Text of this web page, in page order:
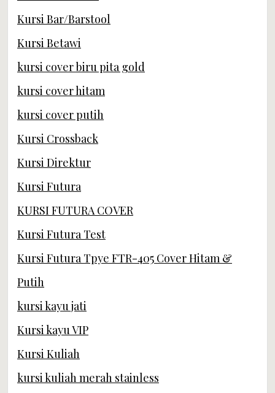
Kursi Bar/Barstool
Kursi Betawi
kursi cover biru pita gold
kursi cover hitam
kursi cover putih
Kursi Crossback
Kursi Direktur
Kursi Futura
KURSI FUTURA COVER
Kursi Futura Test
Kursi Futura Tpye FTR-405 Cover Hitam &
Putih
kursi kayu jati
Kursi kayu VIP
Kursi Kuliah
kursi kuliah merah stainless